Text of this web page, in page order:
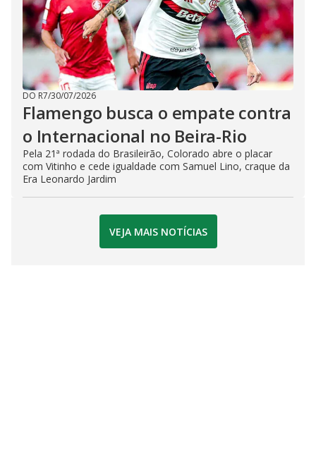
DO R7/30/07/2026
Flamengo busca o empate contra
o Internacional no Beira-Rio
Pela 21ª rodada do Brasileirão, Colorado abre o placar
com Vitinho e cede igualdade com Samuel Lino, craque da
Era Leonardo Jardim
VEJA MAIS NOTÍCIAS